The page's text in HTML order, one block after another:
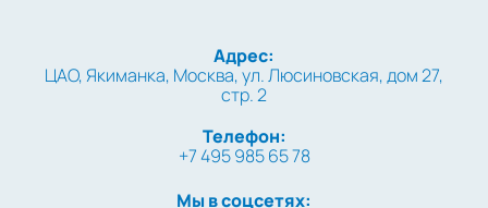
Адрес:
ЦАО, Якиманка, Москва, ул. Люсиновская, дом 27,
стр. 2
Телефон:
+7 495 985 65 78
Мы в соцсетях: